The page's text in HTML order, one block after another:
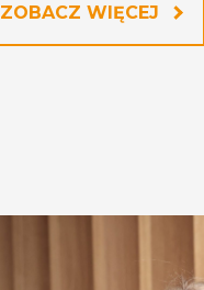
ZOBACZ WIĘCEJ